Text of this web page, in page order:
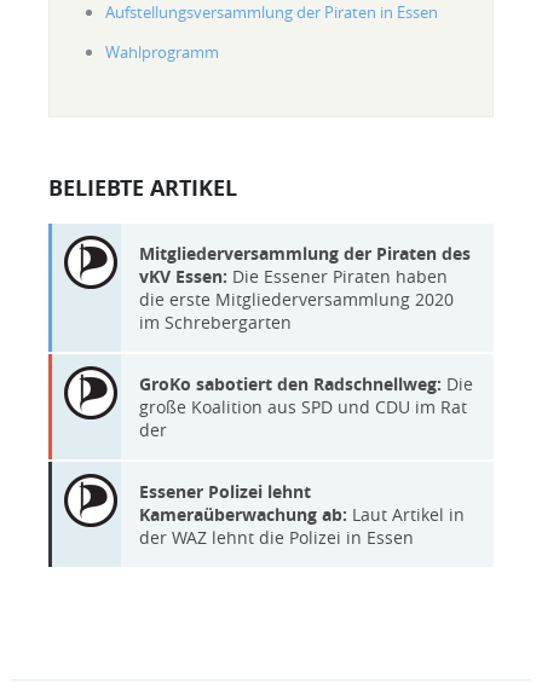
Aufstellungsversammlung der Piraten in Essen
Wahlprogramm
BELIEBTE ARTIKEL
Mitgliederversammlung der Piraten des
vKV Essen: Die Essener Piraten haben
die erste Mitgliederversammlung 2020
im Schrebergarten
GroKo sabotiert den Radschnellweg: Die
große Koalition aus SPD und CDU im Rat
der
Essener Polizei lehnt
Kameraüberwachung ab: Laut Artikel in
der WAZ lehnt die Polizei in Essen